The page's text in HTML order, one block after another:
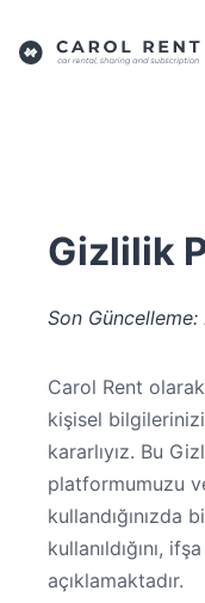
Gizlilik
Son
Carol Rent
kişisel
kararlıyız. Bu
platformumuzu
kullandığınızda
kullanıldığını,
açıklamaktadır.